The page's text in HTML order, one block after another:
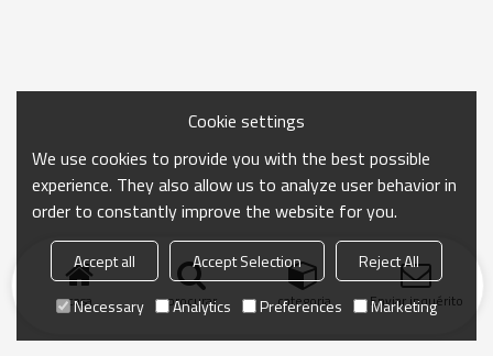
casa procurar categoria Enviar inquérito
Cookie settings
We use cookies to provide you with the best possible
experience. They also allow us to analyze user behavior in
order to constantly improve the website for you.
Accept all Accept Selection
Reject All
Necessary
Analytics Preferences Marketing